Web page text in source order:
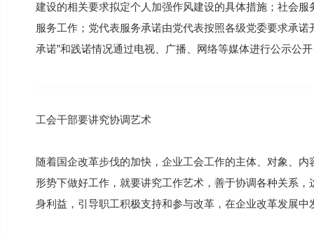
建设的相关要求拟定个人加强作风建设的具体措施；社会
服务工作；党代表服务承诺由党代表按照各级党委要求承
承诺”和践诺情况通过电视、广播、网络等媒体进行公示公
工会干部要讲究协调艺术
随着国企改革步伐的加快，企业工会工作的主体、对象、
形势下做好工作，就要讲究工作艺术，善于协调各种关系
身利益，引导职工积极支持和参与改革，在企业改革发展中